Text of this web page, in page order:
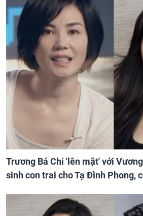
Trương Bá Chi 'lên mặt' với
sinh con trai cho Tạ Đình Phong,